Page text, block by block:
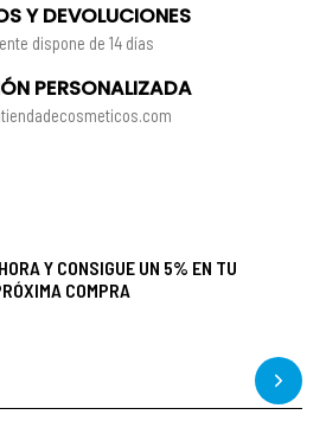
Y DEVOLUCIONES
dispone de 14 días
PERSONALIZADA
Y CONSIGUE UN 5% EN TU
COMPRA